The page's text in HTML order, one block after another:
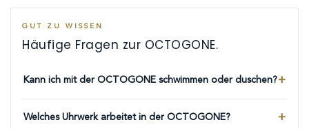
GUT ZU WISSEN
Häufige Fragen zur OCTOGONE.
Kann ich mit der OCTOGONE schwimmen oder duschen?
Welches Uhrwerk arbeitet in der OCTOGONE?